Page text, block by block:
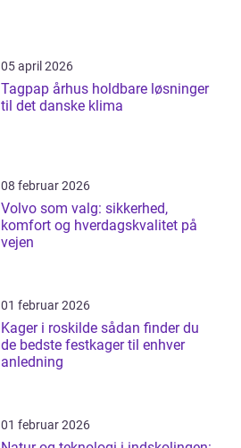
05 april 2026
Tagpap århus holdbare løsninger
til det danske klima
08 februar 2026
Volvo som valg: sikkerhed,
komfort og hverdagskvalitet på
vejen
01 februar 2026
Kager i roskilde sådan finder du
de bedste festkager til enhver
anledning
01 februar 2026